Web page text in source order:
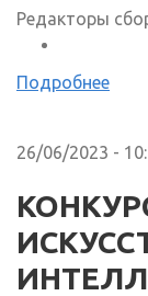
Редакторы
Подробнее
26/06/2023 -